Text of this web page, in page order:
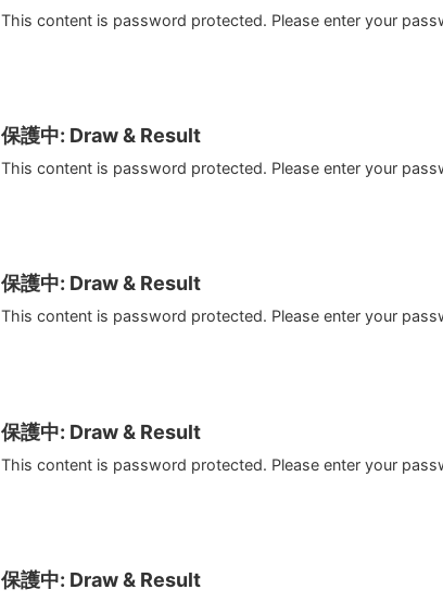
This content is password protected. Please enter your
保護中: Draw & Result
This content is password protected. Please enter your
保護中: Draw & Result
This content is password protected. Please enter your
保護中: Draw & Result
This content is password protected. Please enter your
保護中: Draw & Result